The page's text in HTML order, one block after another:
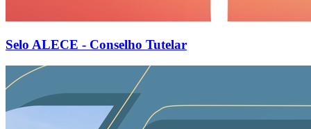
Selo ALECE - Conselho Tutelar